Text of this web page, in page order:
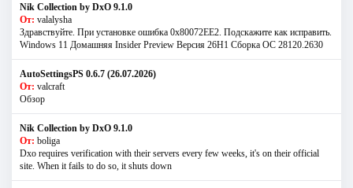
Nik Collection by DxO 9.1.0
От: valalysha
Здравствуйте. При установке ошибка 0х80072EE2. Подскажите как исправить.
Windows 11 Домашняя Insider Preview Версия 26H1 Сборка ОС 28120.2630
AutoSettingsPS 0.6.7 (26.07.2026)
От: valcraft
Обзор
Nik Collection by DxO 9.1.0
От: boliga
Dxo requires verification with their servers every few weeks, it's on their official
site. When it fails to do so, it shuts down